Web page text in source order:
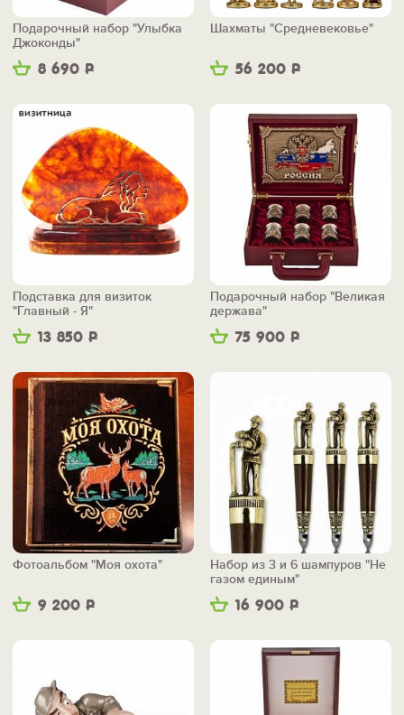
8 690 Р
Подарочный набор "Улыбка
Джоконды"
56 200 Р
Шахматы "Средневековье"
13 850 Р
Подставка для визиток
"Главный - Я"
75 900 Р
Подарочный набор "Великая
держава"
9 200 Р
Фотоальбом "Моя охота"
16 900 Р
Набор из 3 и 6 шампуров "Не
газом единым"